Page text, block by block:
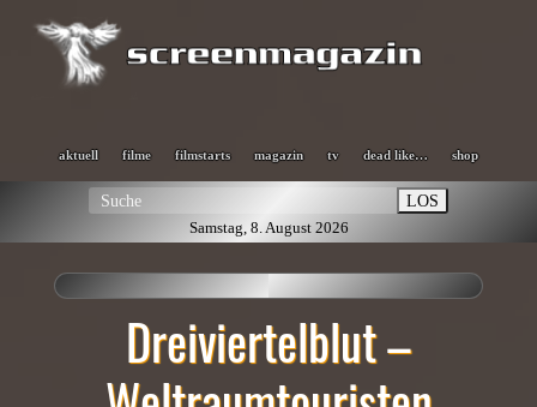
aktuell filme filmstarts magazin tv dead like… shop
LOS
Samstag, 8. August 2026
Dreiviertelblut –